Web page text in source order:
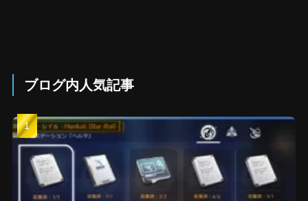
ブログ内人気記事